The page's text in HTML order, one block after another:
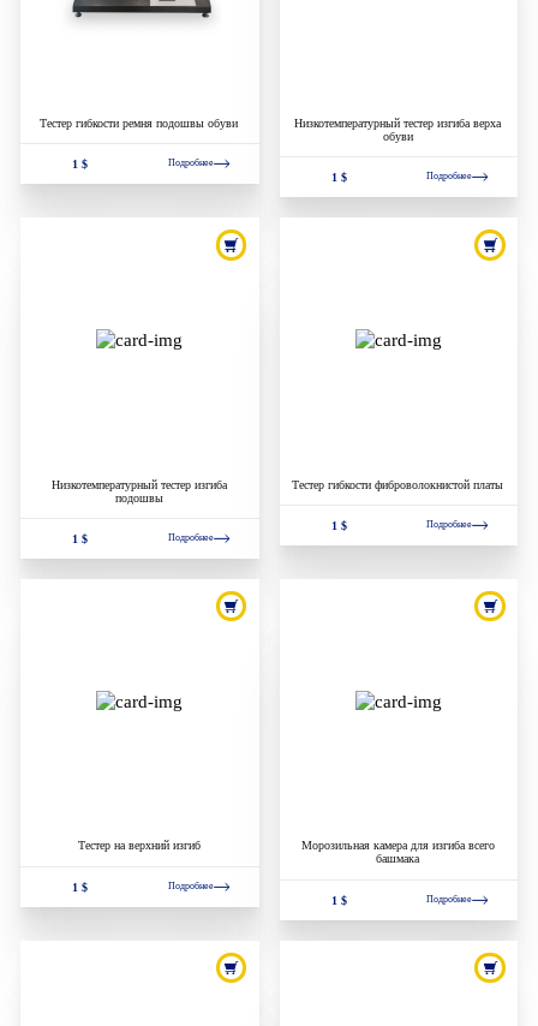
Тестер гибкости ремня подошвы обуви
1 $ Подробнее
Низкотемпературный тестер изгиба верха
обуви
1 $ Подробнее
Низкотемпературный тестер изгиба
подошвы
1 $ Подробнее
Тестер гибкости фиброволокнистой платы
1 $ Подробнее
Тестер на верхний изгиб
1 $ Подробнее
Морозильная камера для изгиба всего
башмака
1 $ Подробнее